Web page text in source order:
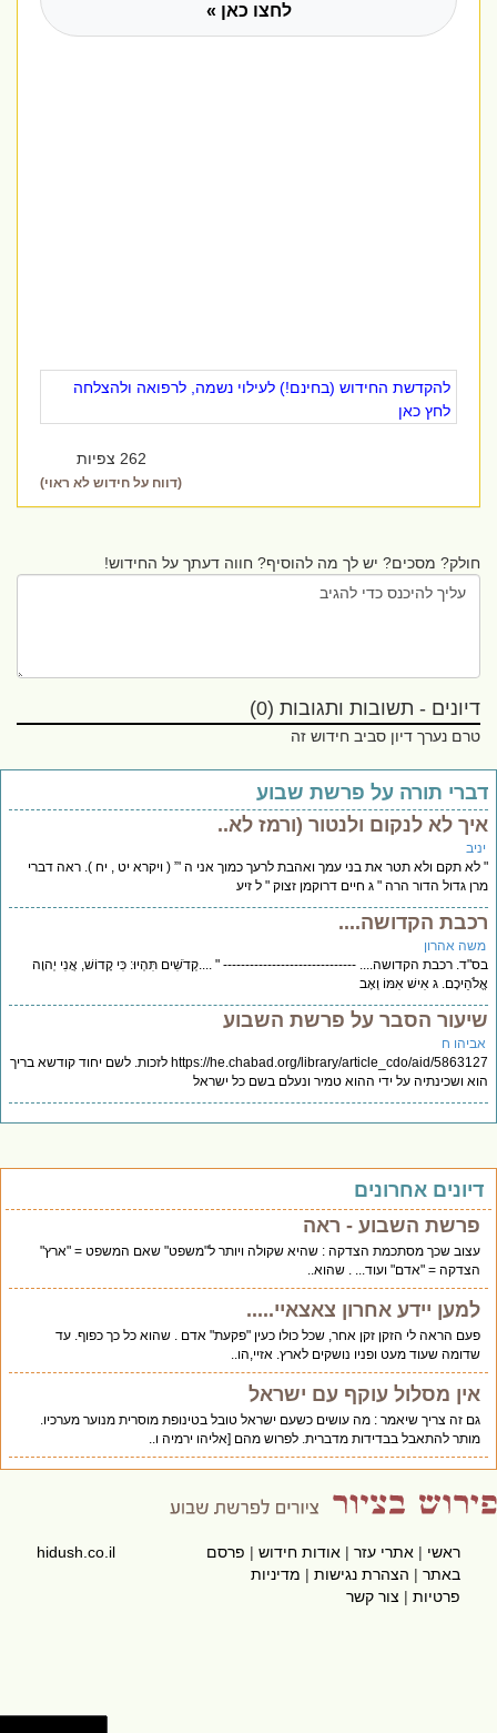
לחצו כאן »
להקדשת החידוש (בחינם!) לעילוי נשמה, לרפואה ולהצלחה
לחץ כאן
262 צפיות
(דווח על חידוש לא ראוי)
חולק? מסכים? יש לך מה להוסיף? חווה דעתך על החידוש!
דיונים - תשובות ותגובות (0)
טרם נערך דיון סביב חידוש זה
תורה על פרשת שבוע
לא לנקום ולנטור (ורמז לא..
תקם ולא תטר את בני עמך ואהבת לרעך כמוך אני ה '” ( ויקרא יט , יח ). ראה דברי
גדול הדור הרה " ג חיים דרוקמן זצוק " ל זיע
הקדושה....
אהרון
רכבת הקדושה.... ------------------------------ " ....קְדֹשִׁים תִּהְיוּ: כִּי קָדוֹשׁ, אֲנִי יְהוָה
ג אִישׁ אִמּוֹ וְאָב
הסבר על פרשת השבוע
ח
https://he.chabad.org/library/article_cdo/aid/5863127 לזכות. לשם יחוד קודשא בריך
ושכינתיה על ידי ההוא טמיר ונעלם בשם כל ישראל
אחרונים
פרשת השבוע - ראה
עצוב שכך מסתכמת הצדקה : שהיא שקולה ויותר ל"משפט" שאם המשפט = "ארץ"
הצדקה = "אדם" ועוד... . שהוא..
למען יידע אחרון צאצאיי.....
פעם הראה לי הזקן זקן אחר, שכל כולו כעין "פקעת" אדם . שהוא כל כך כפוף. עד
שדומה שעוד מעט ופניו נושקים לארץ. אזיי,הו..
אין מסלול עוקף עם ישראל
גם זה צריך שיאמר : מה עושים כשעם ישראל טובל בטינופת מוסרית מנוער מערכיו.
מותר להתאבל בבדידות מדברית. לפרוש מהם [אליהו ירמיה ו..
ראשי|אתרי עזר|אודות חידוש|פרסם
באתר|הצהרת נגישות|מדיניות
פרטיות|צור קשר
hidush.co.il